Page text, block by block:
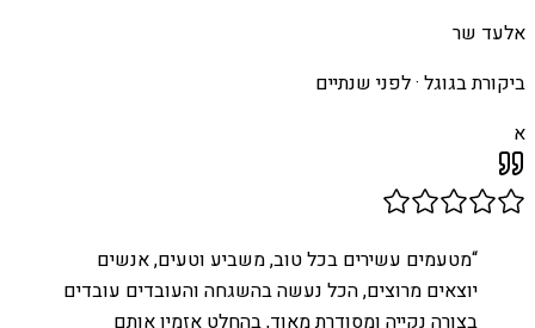
אלעד שר
ביקורת בגוגל ·לפני שנתיים
א
“מטעמים עשירים בכל טוב, משביע וטעים, אנשים
יוצאים מרוצים, הכל נעשה בהשגחה והעובדים עובדים